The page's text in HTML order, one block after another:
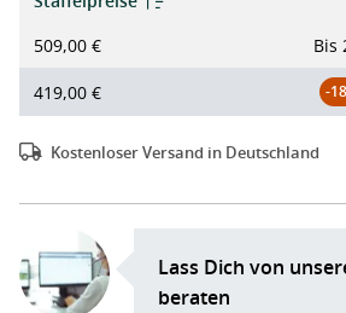
509,00 €
Bis
419,00 € -
Kostenloser Versand in Deutschland
Lass Dich von
beraten